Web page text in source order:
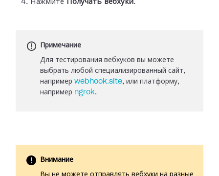
Нажмите Получать вебхуки.
Примечание
Для тестирования вебхуков вы можете
выбрать любой специализированный сайт,
например webhook.site, или платформу,
например ngrok.
Внимание